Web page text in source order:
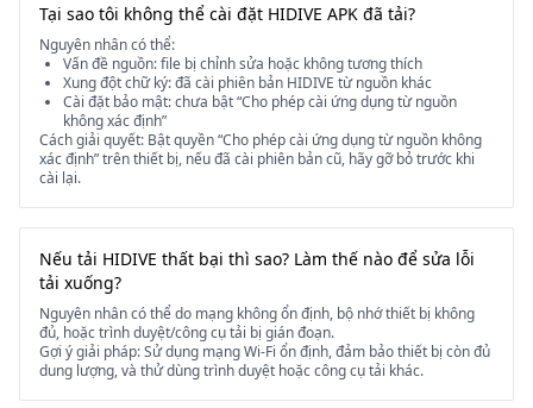
Tại sao tôi không thể cài đặt HIDIVE APK đã tải?
Nguyên nhân có thể:
Vấn đề nguồn: file bị chỉnh sửa hoặc không tương thích
Xung đột chữ ký: đã cài phiên bản HIDIVE từ nguồn khác
Cài đặt bảo mật: chưa bật “Cho phép cài ứng dụng từ nguồn
không xác định”
Cách giải quyết: Bật quyền “Cho phép cài ứng dụng từ nguồn không
xác định” trên thiết bị, nếu đã cài phiên bản cũ, hãy gỡ bỏ trước khi
cài lại.
Nếu tải HIDIVE thất bại thì sao? Làm thế nào để sửa lỗi
tải xuống?
Nguyên nhân có thể do mạng không ổn định, bộ nhớ thiết bị không
đủ, hoặc trình duyệt/công cụ tải bị gián đoạn.
Gợi ý giải pháp: Sử dụng mạng Wi-Fi ổn định, đảm bảo thiết bị còn đủ
dung lượng, và thử dùng trình duyệt hoặc công cụ tải khác.